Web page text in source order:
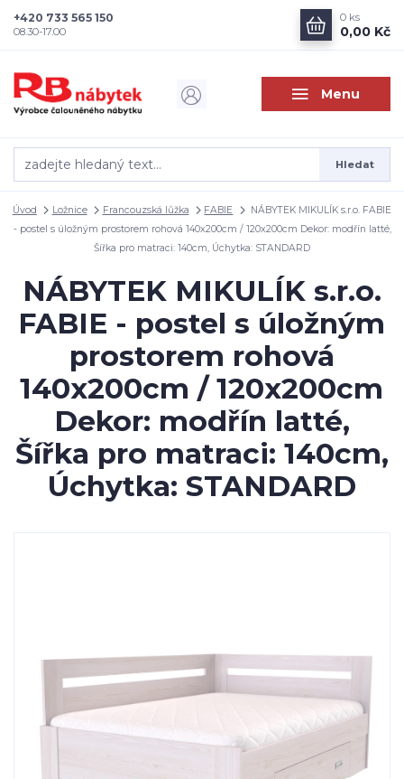
Menu
Hledat
+420 733 565 150
08.30-17.00
0 ks
0,00 Kč
Úvod Ložnice Francouzská lůžka FABIE
NÁBYTEK MIKULÍK s.r.o. FABIE
- postel s úložným prostorem rohová 140x200cm / 120x200cm Dekor: modřín latté,
Šířka pro matraci: 140cm, Úchytka: STANDARD
NÁBYTEK MIKULÍK s.r.o.
FABIE - postel s úložným
prostorem rohová
140x200cm / 120x200cm
Dekor: modřín latté,
Šířka pro matraci: 140cm,
Úchytka: STANDARD